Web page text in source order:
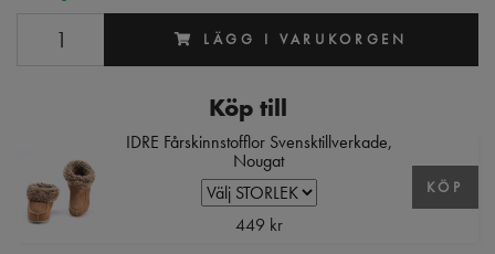
LÄGG I VARUKORGEN
Köp till
IDRE Fårskinnstofflor Svensktillverkade,
Nougat
449 kr
KÖP